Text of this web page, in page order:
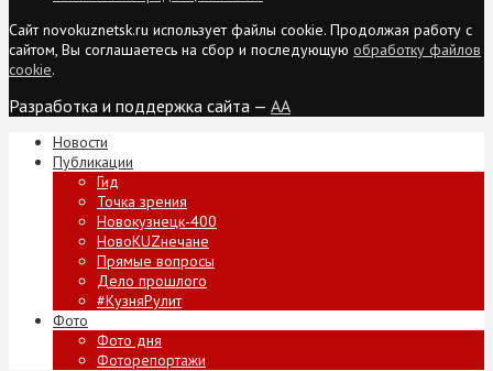
Сайт novokuznetsk.ru использует файлы cookie. Продолжая работу с
сайтом, Вы соглашаетесь на сбор и последующую обработку файлов
cookie.
Разработка и поддержка сайта — AA
Новости
Публикации
Гид
Точка зрения
Новокузнецк-400
НовоKUZнечане
Прямые вопросы
Дело прошлого
#КузняРулит
Фото
Фото дня
Фоторепортажи